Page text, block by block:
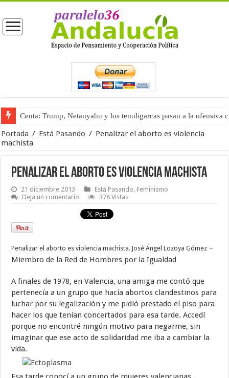
Ceuta: Trump, Netanyahu y los tenoligarcas pasan a la ofensiva
La masificación turística (tercera parte)
Portada / Está Pasando / Penalizar el aborto es violencia
machista
Penalizar el aborto es violencia machista
21 diciembre 2013 Está Pasando, Feminismo
Deja un comentario
378 Vistas
Penalizar el aborto es violencia machista. José Ángel Lozoya Gómez –
Miembro de la Red de Hombres por la Igualdad
A finales de 1978, en Valencia, una amiga me contó que
pertenecía a un grupo que hacía abortos clandestinos para
luchar por su legalización y me pidió prestado el piso para
hacer los que tenían concertados para esa tarde. Accedí
porque no encontré ningún motivo para negarme, sin
imaginar que ese acto de solidaridad me iba a cambiar la
vida.